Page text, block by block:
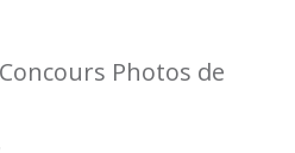
Photos de